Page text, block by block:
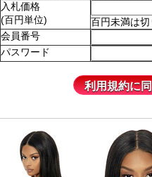
入札価格
(百円単位)
百円未満は切
会員番号
パスワード